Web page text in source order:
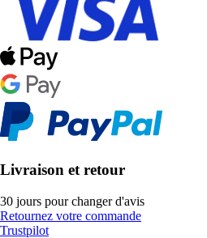
Livraison et retour
30 jours pour changer d'avis
Retournez votre commande
Trustpilot